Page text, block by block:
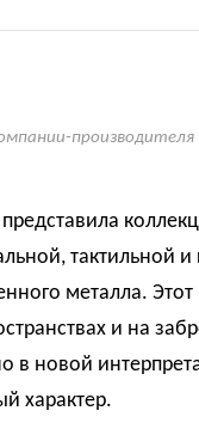
производителя
тактильной и
металла. Этот
и на
в новой
характер.